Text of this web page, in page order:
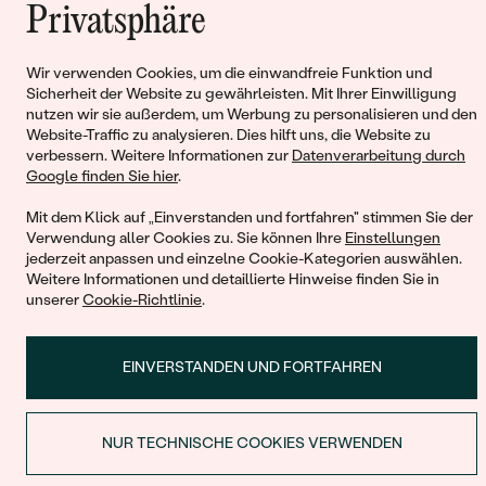
Privatsphäre
Wir verwenden Cookies, um die einwandfreie Funktion und
Sicherheit der Website zu gewährleisten. Mit Ihrer Einwilligung
nutzen wir sie außerdem, um Werbung zu personalisieren und den
Website-Traffic zu analysieren. Dies hilft uns, die Website zu
verbessern. Weitere Informationen zur Datenverarbeitung durch
Google finden Sie hier.
Mit dem Klick auf „Einverstanden und fortfahren" stimmen Sie der
Verwendung aller Cookies zu. Sie können Ihre Einstellungen
jederzeit anpassen und einzelne Cookie-Kategorien auswählen.
Weitere Informationen und detaillierte Hinweise finden Sie in
unsererCookie-Richtlinie.
EINVERSTANDEN UND FORTFAHREN
NUR TECHNISCHE COOKIES VERWENDEN
Warenkorb
Sie haben keinen Artikel im Warenkorb
WEITER EINKAUFEN
RABATT BEIM ERSTEN KAUF